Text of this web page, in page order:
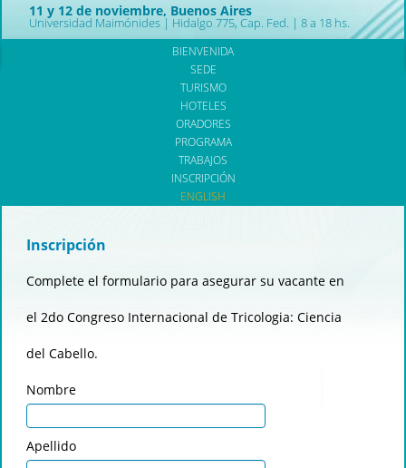
11 y 12 de noviembre, Buenos Aires
Universidad Maimónides | Hidalgo 775, Cap. Fed. | 8 a 18 hs.
BIENVENIDA
SEDE
TURISMO
HOTELES
ORADORES
PROGRAMA
TRABAJOS
INSCRIPCIÓN
ENGLISH
Inscripción
Complete el formulario para asegurar su vacante en
el 2do Congreso Internacional de Tricologia: Ciencia
del Cabello.
Nombre
Apellido